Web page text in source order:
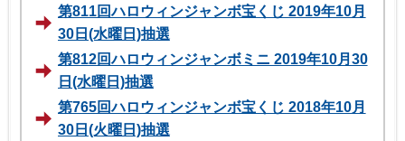
第811回ハロウィンジャンボ宝くじ 2019年10月
30日(水曜日)抽選
第812回ハロウィンジャンボミニ 2019年10月30
日(水曜日)抽選
第765回ハロウィンジャンボ宝くじ 2018年10月
30日(火曜日)抽選